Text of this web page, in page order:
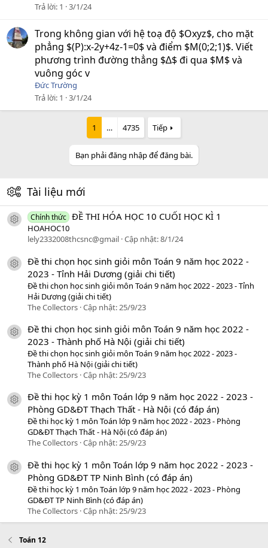
Trả lời 1 3/1/24
Trong không gian với hệ toạ độ $Oxyz$, cho mặt
phẳng $(P):x-2y+4z-1=0$ và điểm $M(0;2;1)$. Viết
phương trình đường thẳng $∆$ đi qua $M$ và
vuông góc v
Đức Trường
Trả lời 1 3/1/24
1 … 4735 Tiếp
Bạn phải đăng nhập để đăng bài.
Tài liệu mới
icon tài liệu
Chính thức ĐỀ THI HÓA HỌC 10 CUỐI HỌC KÌ 1
HOAHOC10
lely2332008thcsnc@gmail Cập nhật:8/1/24
icon tài liệu
Đề thi chọn học sinh giỏi môn Toán 9 năm học 2022 -
2023 - Tỉnh Hải Dương (giải chi tiết)
Đề thi chọn học sinh giỏi môn Toán 9 năm học 2022 - 2023 - Tỉnh
Hải Dương (giải chi tiết)
The Collectors Cập nhật:25/9/23
icon tài liệu
Đề thi chọn học sinh giỏi môn Toán 9 năm học 2022 -
2023 - Thành phố Hà Nội (giải chi tiết)
Đề thi chọn học sinh giỏi môn Toán 9 năm học 2022 - 2023 -
Thành phố Hà Nội (giải chi tiết)
The Collectors Cập nhật:25/9/23
icon tài liệu
Đề thi học kỳ 1 môn Toán lớp 9 năm học 2022 - 2023 -
Phòng GD&ĐT Thạch Thất - Hà Nội (có đáp án)
Đề thi học kỳ 1 môn Toán lớp 9 năm học 2022 - 2023 - Phòng
GD&ĐT Thạch Thất - Hà Nội (có đáp án)
The Collectors Cập nhật:25/9/23
icon tài liệu
Đề thi học kỳ 1 môn Toán lớp 9 năm học 2022 - 2023 -
Phòng GD&ĐT TP Ninh Bình (có đáp án)
Đề thi học kỳ 1 môn Toán lớp 9 năm học 2022 - 2023 - Phòng
GD&ĐT TP Ninh Bình (có đáp án)
The Collectors Cập nhật: 25/9/23
Toán 12